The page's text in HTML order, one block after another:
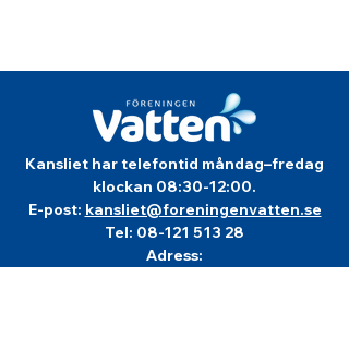
Kansliet har telefontid måndag–fredag
klockan 08:30-12:00.
E-post: kansliet@foreningenvatten.se
Tel: 08-121 513 28
Adress: